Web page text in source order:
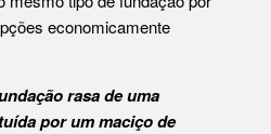
economicamente
rasa de uma
por um maciço de